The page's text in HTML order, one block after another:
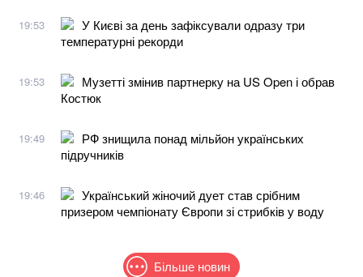
19:53
У Києві за день зафіксували одразу три
температурні рекорди
19:53
Музетті змінив партнерку на US Open і обрав
Костюк
19:49
РФ знищила понад мільйон українських
підручників
19:46
Український жіночий дует став срібним
призером чемпіонату Європи зі стрибків у воду
Більше новин